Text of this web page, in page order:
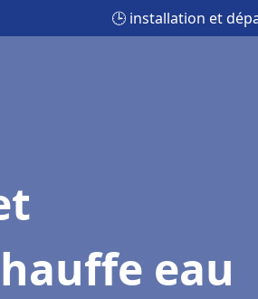
🕒 installation et
eau